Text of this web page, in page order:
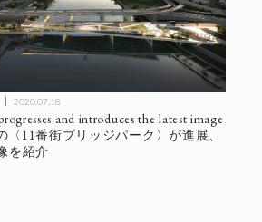
2020.07.18
and introduces the latest image
〈11番街ブリッジパーク〉が進展、
を紹介